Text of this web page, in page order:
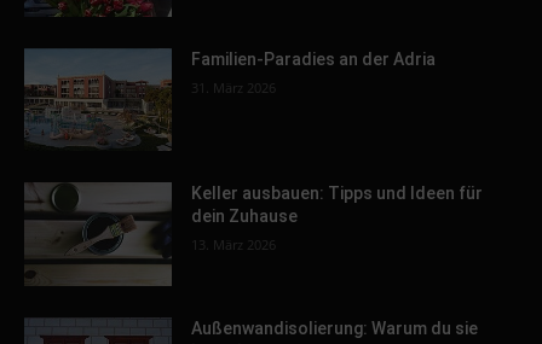
Familien-Paradies an der Adria
31. März 2026
Keller ausbauen: Tipps und Ideen für
dein Zuhause
13. März 2026
Außenwandisolierung: Warum du sie